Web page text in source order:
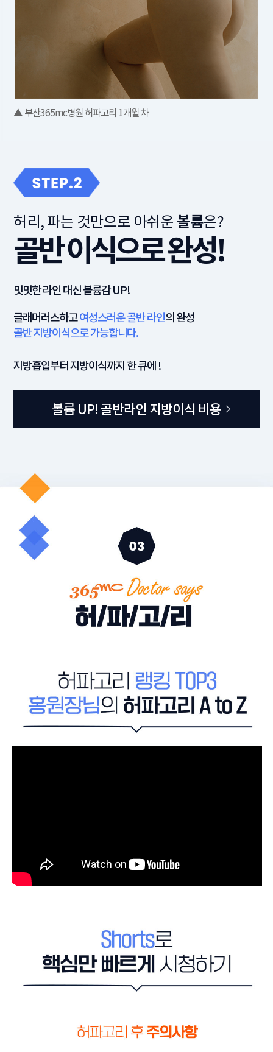
▲ 부산365mc병원 허파고리 1개월 차
허리, 파는 것만으로 아쉬운 볼륨은?
골반이 식으로 완성!
밋밋한 라인 대신 볼륨감 UP!
글래머러스하고여성스러운 골반 라인의 완성
골반 지방이식으로 가능합니다.
지방흡입부터 지방이식까지 한 큐에 !
볼륨 UP! 골반라인 지방이식 비용